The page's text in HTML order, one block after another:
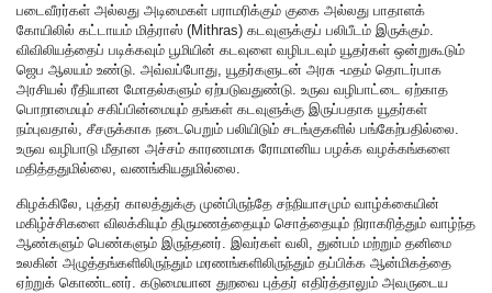
படைவீரர்கள் அல்லது அடிமைகள் பராமரிக்கும் குகை அல்லது பாதாளக்
கோயிலில் கட்டாயம் மித்ராஸ் (Mithras) கடவுளுக்குப் பலிபீடம் இருக்கும்.
விவிலியத்தைப் படிக்கவும் பூமியின் கடவுளை வழிபடவும் யூதர்கள் ஒன்றுகூடும்
ஜெப ஆலயம் உண்டு. அவ்வப்போது, யூதர்களுடன் அரசு -மதம் தொடர்பாக
அரசியல் ரீதியான மோதல்களும் ஏற்படுவதுண்டு. உருவ வழிபாட்டை ஏற்காத
பொறாமையும் சகிப்பின்மையும் தங்கள் கடவுளுக்கு இருப்பதாக யூதர்கள்
நம்புவதால், சீசருக்காக நடைபெறும் பலியிடும் சடங்குகளில் பங்கேற்பதில்லை.
உருவ வழிபாடு மீதான அச்சம் காரணமாக ரோமானிய பழக்க வழக்கங்களை
மதித்ததுமில்லை, வணங்கியதுமில்லை.
கிழக்கிலே, புத்தர் காலத்துக்கு முன்பிருந்தே சந்நியாசமும் வாழ்க்கையின்
மகிழ்ச்சிகளை விலக்கியும் திருமணத்தையும் சொத்தையும் நிராகரித்தும் வாழ்ந்த
ஆண்களும் பெண்களும் இருந்தனர். இவர்கள் வலி, துன்பம் மற்றும் தனிமை
உலகின் அழுத்தங்களிலிருந்தும் மரணங்களிலிருந்தும் தப்பிக்க ஆன்மிகத்தை
ஏற்றுக் கொண்டனர். கடுமையான துறவை புத்தர் எதிர்த்தாலும் அவருடைய